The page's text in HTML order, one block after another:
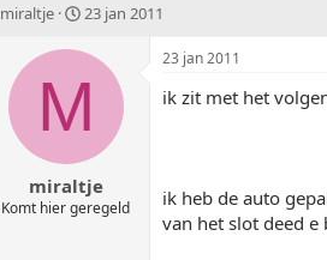
T
t
miraltje
S
a
t
u
m
23 jan 2011
M
miraltje
Komt hier geregeld
23 jan 2011
ik zit met het
ik heb de auto
van het slot deed